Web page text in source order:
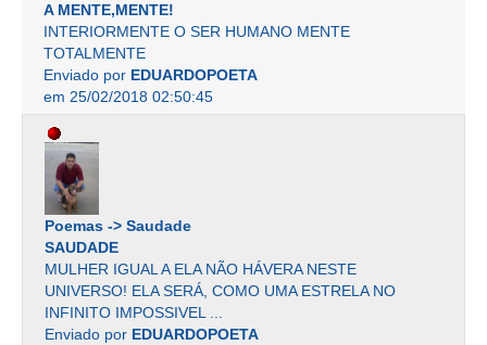
A MENTE,MENTE!
INTERIORMENTE O SER HUMANO MENTE
TOTALMENTE
Enviado por EDUARDOPOETA
em 25/02/2018 02:50:45
Poemas -> Saudade
SAUDADE
MULHER IGUAL A ELA NÃO HÁVERA NESTE
UNIVERSO! ELA SERÁ, COMO UMA ESTRELA NO
INFINITO IMPOSSIVEL ...
Enviado por EDUARDOPOETA